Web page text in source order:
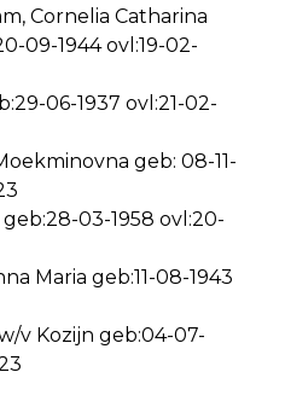
Cornelia Catharina
09-1944 ovl:19-02-
06-1937 ovl:21-02-
geb: 08-11-
03-1958 ovl:20-
Maria geb:11-08-1943
v Kozijn geb:04-07-